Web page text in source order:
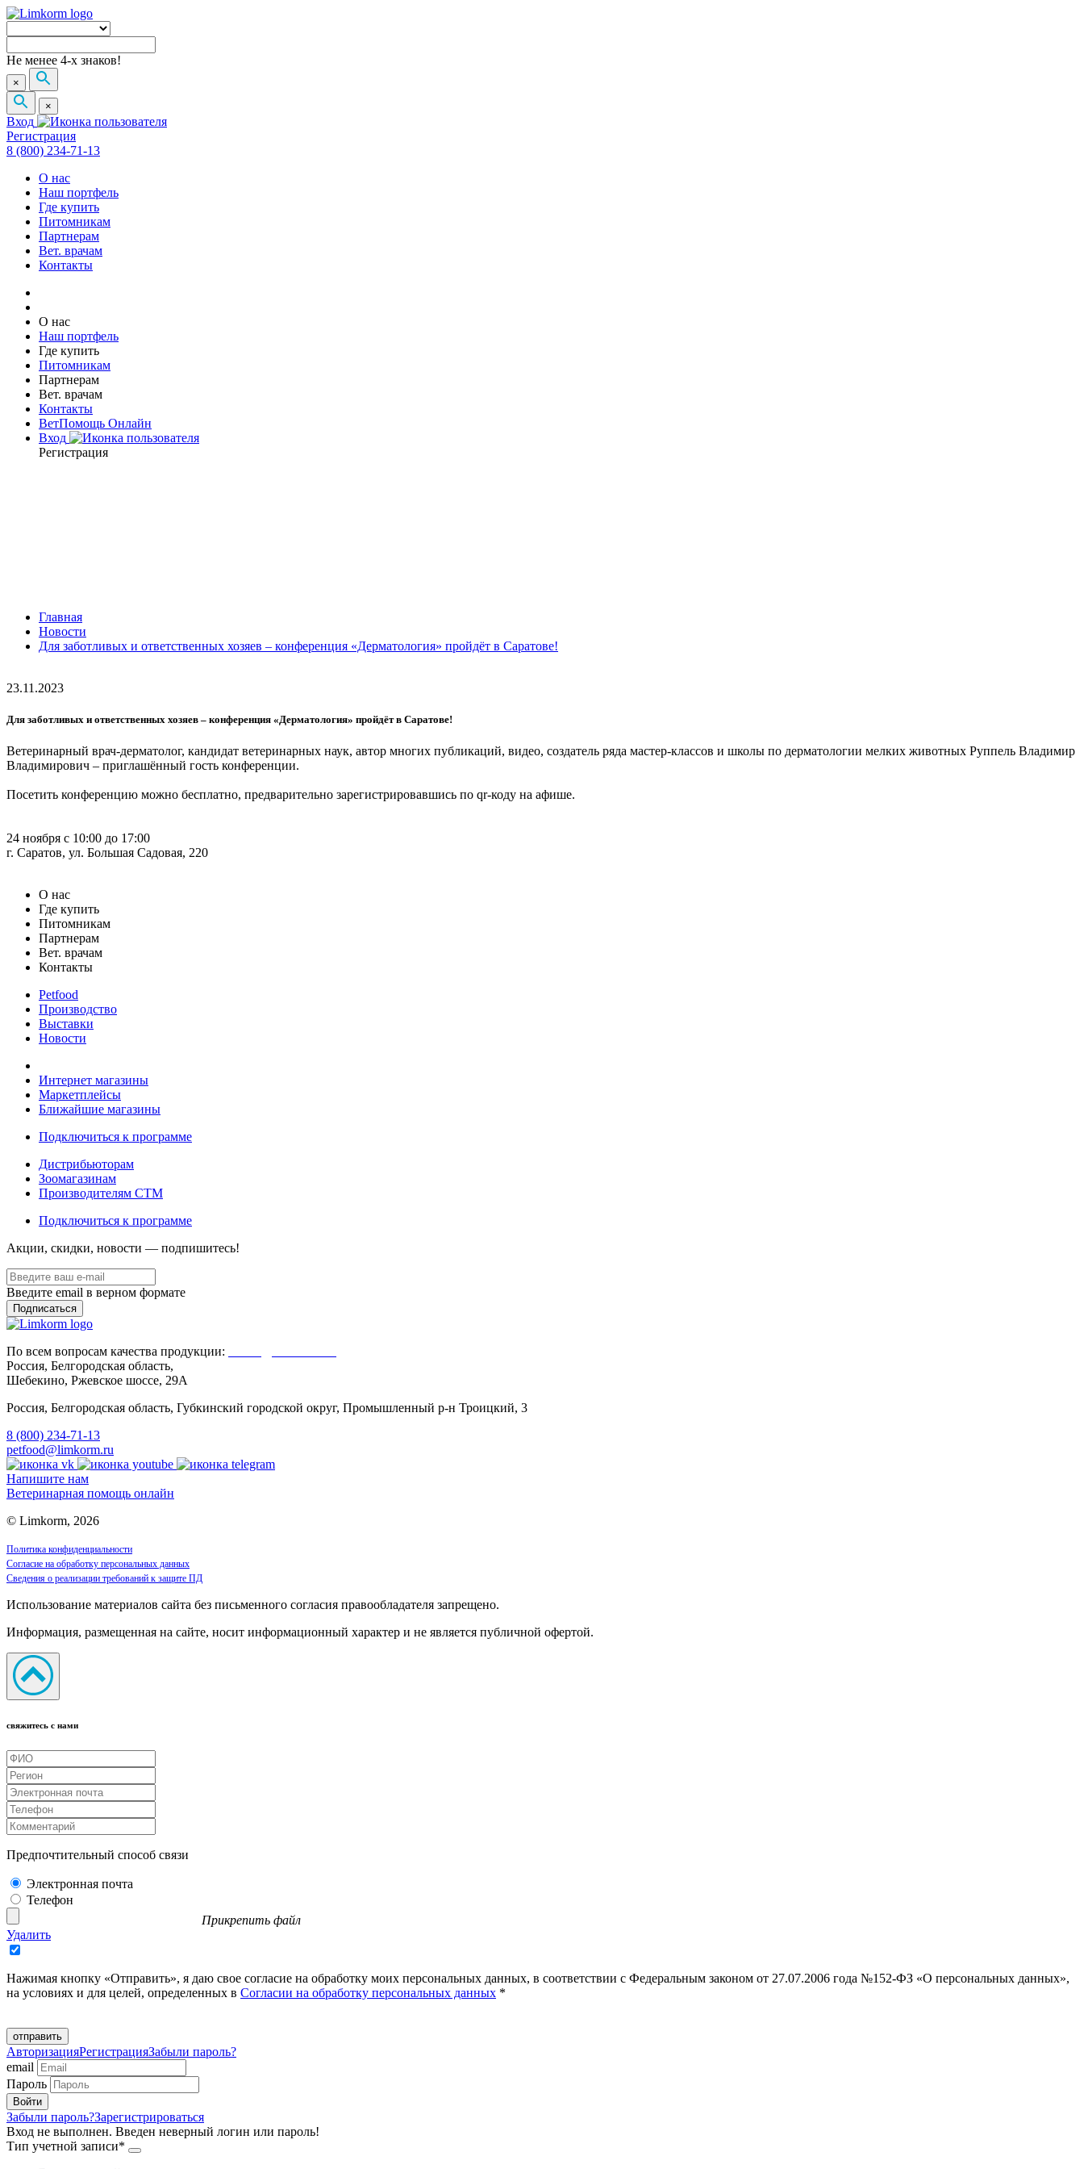
Не менее 4-х знаков!
×
×
Вход
Регистрация
8 (800) 234-71-13
О нас
Наш портфель
Где купить
Питомникам
Партнерам
Вет. врачам
Контакты
О нас
Наш портфель
Где купить
Питомникам
Партнерам
Вет. врачам
Контакты
ВетПомощь Онлайн
Вход
Регистрация
Главная
Новости
Для заботливых и ответственных хозяев – конференция «Дерматология» пройдёт в Саратове!
23.11.2023
Для заботливых и ответственных хозяев – конференция «Дерматология» пройдёт в Саратове!
Ветеринарный врач-дерматолог, кандидат ветеринарных наук, автор многих публикаций, видео, создатель ряда мастер-классов и школы по дерматологии мелких животных Руппель Владимир
Владимирович – приглашённый гость конференции.
Посетить конференцию можно бесплатно, предварительно зарегистрировавшись по qr-коду на афише.
24 ноября с 10:00 до 17:00
г. Саратов, ул. Большая Садовая, 220
О нас
Где купить
Питомникам
Партнерам
Вет. врачам
Контакты
Petfood
Производство
Выставки
Новости
Интернет магазины
Маркетплейсы
Ближайшие магазины
Подключиться к программе
Дистрибьюторам
Зоомагазинам
Производителям CTM
Подключиться к программе
Акции, скидки, новости — подпишитесь!
Введите email в верном формате
По всем вопросам качества продукции:
Россия, Белгородская область,
Шебекино, Ржевское шоссе, 29А
Россия, Белгородская область, Губкинский городской округ, Промышленный р-н Троицкий, 3
8 (800) 234-71-13
petfood@limkorm.ru
Напишите нам
Ветеринарная помощь онлайн
© Limkorm, 2026
Политика конфиденциальности
Согласие на обработку персональных данных
Сведения о реализации требований к защите ПД
Использование материалов сайта без письменного согласия правообладателя запрещено.
Информация, размещенная на сайте, носит информационный характер и не является публичной офертой.
свяжитесь с нами
Предпочтительный способ связи
Электронная почта
Телефон
Прикрепить файл
Удалить
Нажимая кнопку «Отправить», я даю свое согласие на обработку моих персональных данных, в соответствии с Федеральным законом от 27.07.2006 года №152-ФЗ «О персональных данных»,
на условиях и для целей, определенных в Согласии на обработку персональных данных *
отправить
АвторизацияРегистрацияЗабыли пароль?
email
Пароль
Забыли пароль?Зарегистрироваться
Вход не выполнен. Введен неверный логин или пароль!
Тип учетной записи*